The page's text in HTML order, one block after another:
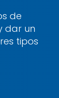
de
dar un
tipos